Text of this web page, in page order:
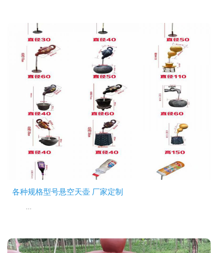
各种规格型号悬空天壶 厂家定制